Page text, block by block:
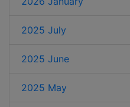
2025 July
2025 June
2025 May